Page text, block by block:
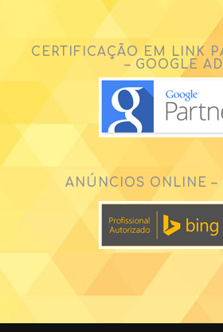
CERTIFICAÇÃO EM LINK
– GOOGLE
ANÚNCIOS ONLINE –